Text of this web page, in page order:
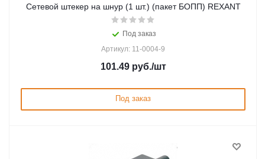
Сетевой штекер на шнур (1 шт.) (пакет БОПП) REXANT
Под заказ
Артикул: 11-0004-9
101.49руб./шт
Под заказ